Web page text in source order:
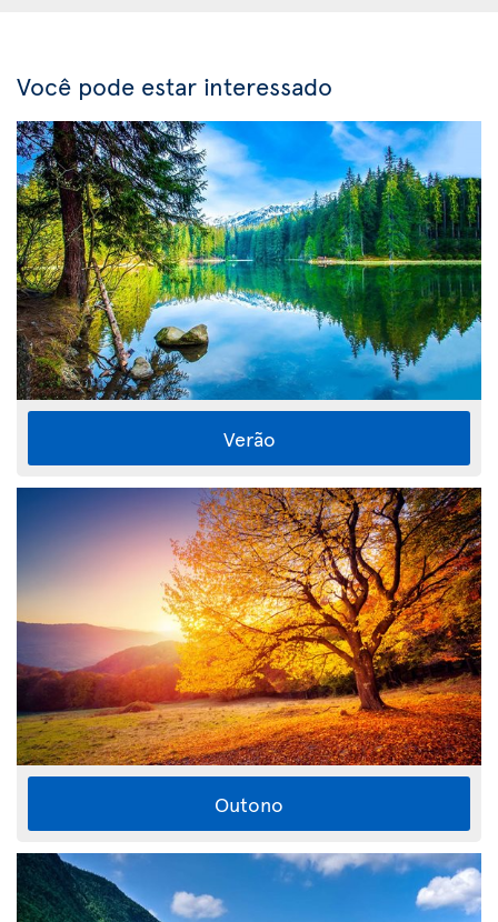
Você pode estar interessado
Verão
Outono